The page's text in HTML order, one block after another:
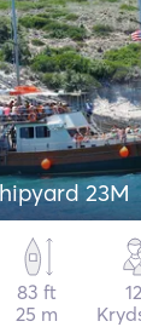
23M
83 ft
25 m